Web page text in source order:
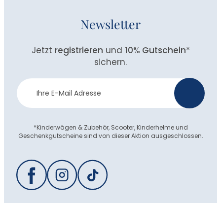
Newsletter
Jetzt registrieren und 10% Gutschein*
sichern.
Newsletter
Anmeldung
*Kinderwägen & Zubehör, Scooter, Kinderhelme und
Geschenkgutscheine sind von dieser Aktion ausgeschlossen.